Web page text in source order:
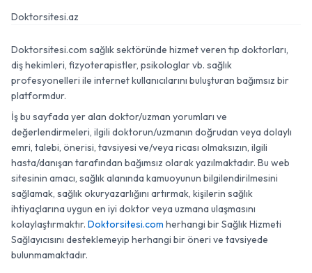
Doktorsitesi.az
Doktorsitesi.com sağlık sektöründe hizmet veren tıp doktorları,
diş hekimleri, fizyoterapistler, psikologlar vb. sağlık
profesyonelleri ile internet kullanıcılarını buluşturan bağımsız bir
platformdur.
İş bu sayfada yer alan doktor/uzman yorumları ve
değerlendirmeleri, ilgili doktorun/uzmanın doğrudan veya dolaylı
emri, talebi, önerisi, tavsiyesi ve/veya ricası olmaksızın, ilgili
hasta/danışan tarafından bağımsız olarak yazılmaktadır. Bu web
sitesinin amacı, sağlık alanında kamuoyunun bilgilendirilmesini
sağlamak, sağlık okuryazarlığını artırmak, kişilerin sağlık
ihtiyaçlarına uygun en iyi doktor veya uzmana ulaşmasını
kolaylaştırmaktır. Doktorsitesi.com herhangi bir Sağlık Hizmeti
Sağlayıcısını desteklemeyip herhangi bir öneri ve tavsiyede
bulunmamaktadır.